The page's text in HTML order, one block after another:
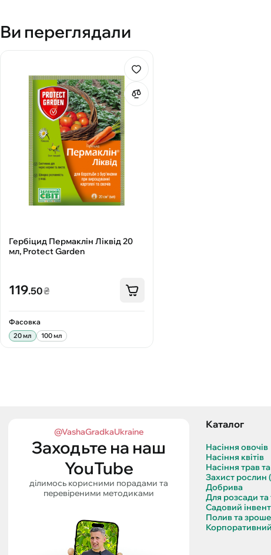
Ви переглядали
Гербіцид Пермаклін Ліквід 20
мл, Protect Garden
119.50₴
Фасовка
20 мл 100 мл
@VashaGradkaUkraine
Заходьте на наш
YouTube
ділимось корисними порадами та
перевіреними методиками
Каталог
Насіння овочів
Насіння квітів
Насіння трав
Захист рослин
Добрива
Для розсади та
Садовий
Полив та